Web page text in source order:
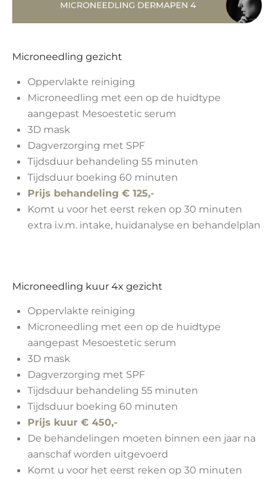
Microneedling gezicht
Oppervlakte reiniging
Microneedling met een op de huidtype
aangepast Mesoestetic serum
3D mask
Dagverzorging met SPF
Tijdsduur behandeling 55 minuten
Tijdsduur boeking 60 minuten
Prijs behandeling € 125,-
Komt u voor het eerst reken op 30 minuten
extra i.v.m. intake, huidanalyse en behandelplan
Microneedling kuur 4x gezicht
Oppervlakte reiniging
Microneedling met een op de huidtype
aangepast Mesoestetic serum
3D mask
Dagverzorging met SPF
Tijdsduur behandeling 55 minuten
Tijdsduur boeking 60 minuten
Prijs kuur € 450,-
De behandelingen moeten binnen een jaar na
aanschaf worden uitgevoerd
Komt u voor het eerst reken op 30 minuten